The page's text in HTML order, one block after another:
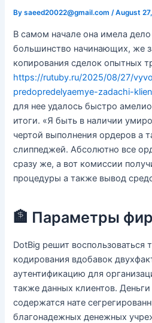
Bysaeed20022@gmail.com/August
В самом начале она имела
большинство начинающих, же
копирования сделок опытных
https://rutuby.ru/2025/08/27/
predopredelyaemye-zadachi-
для нее удалось быстро
итоги. «Я быть в наличии
чертой выполнения ордеров а
слиппеджей.Абсолютно все
сразу же, а вот комиссии
процедуры а также вывод
🏦 Параметры
DotBig решит воспользоваться
кодирования вдобавок
аутентификацию для
также данных клиентов. Деньги
содержатся нате
благонадежных денежных